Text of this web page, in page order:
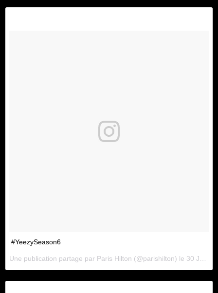
#YeezySeason6
Une publication partage par Paris Hilton (@parishilton) le 30 Janv. 2018 9 :57 PST